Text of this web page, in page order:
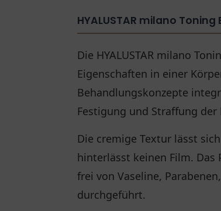
HYALUSTAR milano
Die HYALUSTAR milano
Eigenschaften in einer
Behandlungskonzepte
Festigung und Straffung der
Die cremige Textur lässt
hinterlässt keinen Film.
frei von Vaseline,
durchgeführt.